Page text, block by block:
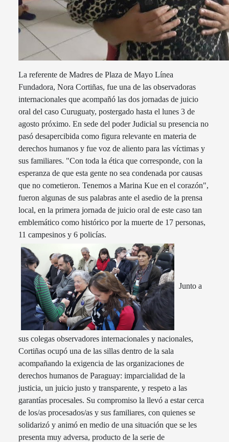
La referente de Madres de Plaza de Mayo Línea
Fundadora, Nora Cortiñas, fue una de las observadoras
internacionales que acompañó las dos jornadas de juicio
oral del caso Curuguaty, postergado hasta el lunes 3 de
agosto próximo. En sede del poder Judicial su presencia no
pasó desapercibida como figura relevante en materia de
derechos humanos y fue voz de aliento para las víctimas y
sus familiares. "Con toda la ética que corresponde, con la
esperanza de que esta gente no sea condenada por causas
que no cometieron. Tenemos a Marina Kue en el corazón",
fueron algunas de sus palabras ante el asedio de la prensa
local, en la primera jornada de juicio oral de este caso tan
emblemático como histórico por la muerte de 17 personas,
11 campesinos y 6 policías.
Junto a
sus colegas observadores internacionales y nacionales,
Cortiñas ocupó una de las sillas dentro de la sala
acompañando la exigencia de las organizaciones de
derechos humanos de Paraguay: imparcialidad de la
justicia, un juicio justo y transparente, y respeto a las
garantías procesales. Su compromiso la llevó a estar cerca
de los/as procesados/as y sus familiares, con quienes se
solidarizó y animó en medio de una situación que se les
presenta muy adversa, producto de la serie de